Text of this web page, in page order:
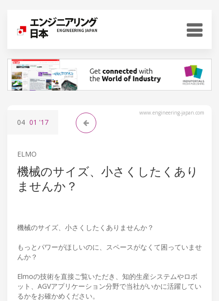
www.engineering-japan.com
04 01 '17
ELMO
機械のサイズ、小さくしたくあり
ませんか？
機械のサイズ、小さくしたくありませんか？
もっとパワーがほしいのに、スペースがなくて困っていませ
んか？
Elmoの技術を直接ご覧いただき、知的生産システムやロボ
ット、AGVアプリケーション分野で当社がいかに活躍してい
るかをお確かめください。